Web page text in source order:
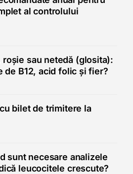
al controlului
roșie sau netedă (glosita):
de B12, acid folic și fier?
bilet de trimitere la
sunt necesare analizele
leucocitele crescute?